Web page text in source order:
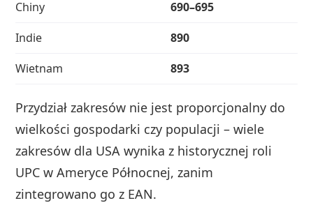
Chiny
690–695
Indie
890
Wietnam
893
Przydział zakresów nie jest proporcjonalny do
wielkości gospodarki czy populacji – wiele
zakresów dla USA wynika z historycznej roli
UPC w Ameryce Północnej, zanim
zintegrowano go z EAN.